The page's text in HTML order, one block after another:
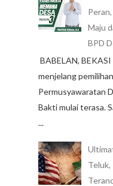
Maju
BPD
BABELAN, BEKASI
menjelang
Permusyawaratan
Bakti mulai terasa.
...
Teluk,